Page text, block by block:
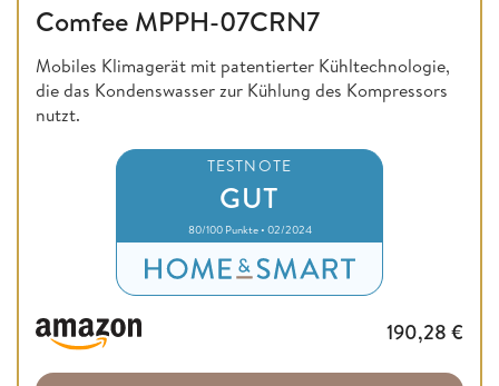
Comfee MPPH-07CRN7
Mobiles Klimagerät mit patentierter Kühltechnologie,
die das Kondenswasser zur Kühlung des Kompressors
nutzt.
TESTNOTE
GUT
80/100 Punkte • 02/2024
190,28 €